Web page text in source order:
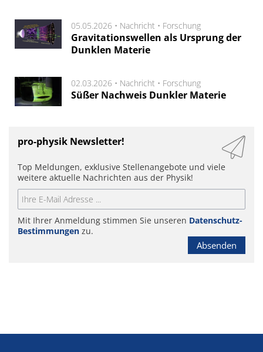
05.05.2026 • Nachricht • Forschung
Gravitationswellen als Ursprung der
Dunklen Materie
02.03.2026 • Nachricht • Forschung
Süßer Nachweis Dunkler Materie
pro-physik Newsletter!
Top Meldungen, exklusive Stellenangebote und viele
weitere aktuelle Nachrichten aus der Physik!
Mit Ihrer Anmeldung stimmen Sie unseren Datenschutz-
Bestimmungen zu.
Absenden